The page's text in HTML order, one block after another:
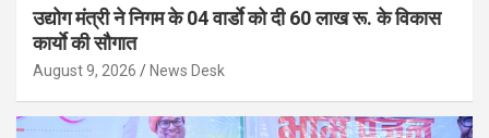
उद्योग मंत्री ने निगम के 04 वार्डाे को दी 60 लाख रू. के विकास
कार्याे की सौगात
August 9, 2026 News Desk